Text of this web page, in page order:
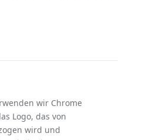
wir Chrome
Logo, das von
wird und